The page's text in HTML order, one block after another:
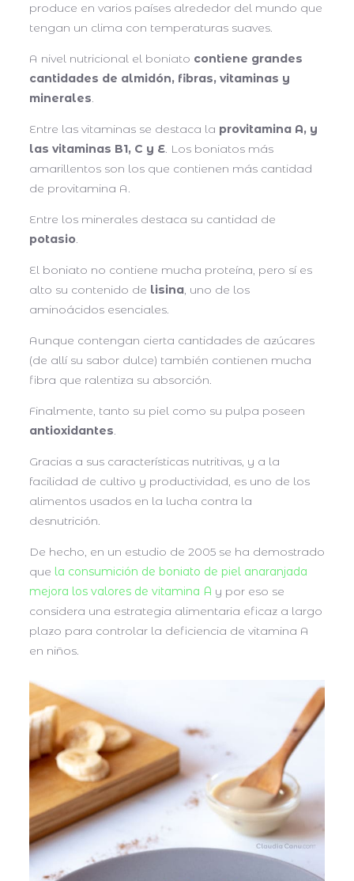
produce en varios países alrededor del mundo que
tengan un clima con temperaturas suaves.
A nivel nutricional el boniato contiene grandes
cantidades de almidón, fibras, vitaminas y
minerales.
Entre las vitaminas se destaca la provitamina A, y
las vitaminas B1, C y E. Los boniatos más
amarillentos son los que contienen más cantidad
de provitamina A.
Entre los minerales destaca su cantidad de
potasio.
El boniato no contiene mucha proteína, pero sí es
alto su contenido de lisina, uno de los
aminoácidos esenciales.
Aunque contengan cierta cantidades de azúcares
(de allí su sabor dulce) también contienen mucha
fibra que ralentiza su absorción.
Finalmente, tanto su piel como su pulpa poseen
antioxidantes.
Gracias a sus características nutritivas, y a la
facilidad de cultivo y productividad, es uno de los
alimentos usados en la lucha contra la
desnutrición.
De hecho, en un estudio de 2005 se ha demostrado
que la consumición de boniato de piel anaranjada
mejora los valores de vitamina A y por eso se
considera una estrategia alimentaria eficaz a largo
plazo para controlar la deficiencia de vitamina A
en niños.